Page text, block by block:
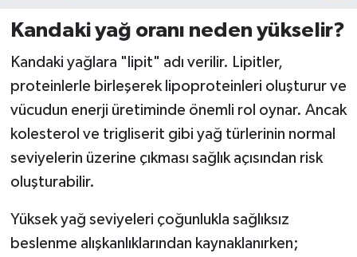
Kandaki yağ oranı neden yükselir?
Kandaki yağlara "lipit" adı verilir. Lipitler,
proteinlerle birleşerek lipoproteinleri oluşturur ve
vücudun enerji üretiminde önemli rol oynar. Ancak
kolesterol ve trigliserit gibi yağ türlerinin normal
seviyelerin üzerine çıkması sağlık açısından risk
oluşturabilir.
Yüksek yağ seviyeleri çoğunlukla sağlıksız
beslenme alışkanlıklarından kaynaklanırken;